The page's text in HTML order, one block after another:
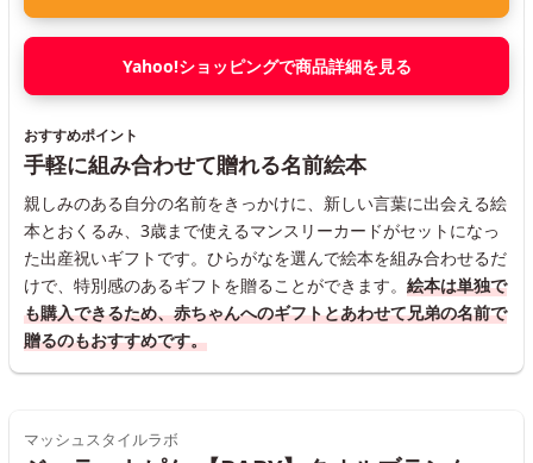
Yahoo!ショッピングで商品詳細を見る
おすすめポイント
手軽に組み合わせて贈れる名前絵本
親しみのある自分の名前をきっかけに、新しい言葉に出会える絵
本とおくるみ、3歳まで使えるマンスリーカードがセットになっ
た出産祝いギフトです。ひらがなを選んで絵本を組み合わせるだ
けで、特別感のあるギフトを贈ることができます。 絵本は単独で
も購入できるため、赤ちゃんへのギフトとあわせて兄弟の名前で
贈るのもおすすめです。
マッシュスタイルラボ